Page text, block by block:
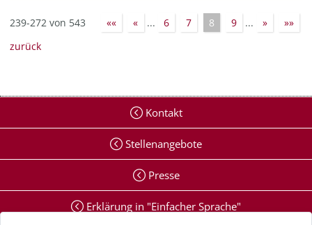
239-272 von 543 «« « ... 6 7 8 9 ... »
»»
zurück
Kontakt
Stellenangebote
Presse
Erklärung in "Einfacher Sprache"